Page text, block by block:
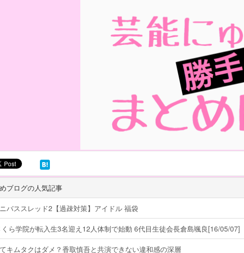
ブログの人気記事
バススレッド2【過疎対策】アイドル 福袋
くら学院が転入生3名迎え12人体制で始動 6代目生徒会長倉島颯良[16/05/07]
キムタクはダメ？香取慎吾と共演できない違和感の深層